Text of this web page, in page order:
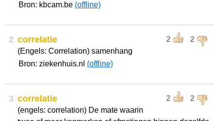
Bron: kbcam.be (offline)
2 2 2
correlatie
(Engels: Correlation) samenhang
Bron: ziekenhuis.nl (offline)
3 2 2
correlatie
(engels: correlation) De mate waarin